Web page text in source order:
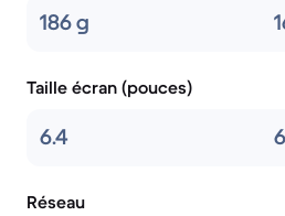
186 g
Taille écran (pouces)
6.4
Réseau